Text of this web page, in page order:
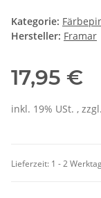
Kategorie:
Hersteller: Framar
17,95 €
inkl. 19% USt. , zzgl.
Lieferzeit: 1 - 2